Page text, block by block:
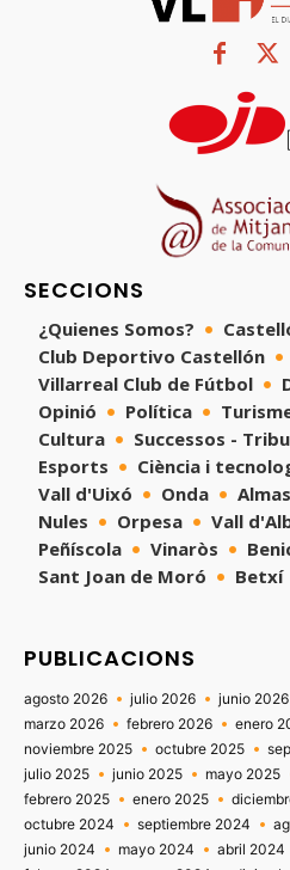
SECCIONS
¿Quienes Somos?
Club Deportivo Castellón
Villarreal Club de Fútbol
Opinió
Política
Cultura
Successos -
Esports
Ciència i
Vall d'Uixó
Onda
Nules
Orpesa Vall
Peñíscola
Vinaròs
Sant Joan de Moró
Betxí
PUBLICACIONS
agosto 2026 julio 2026 junio 2026
marzo 2026
febrero 2026 enero
noviembre 2025
octubre 2025
julio 2025
junio 2025 mayo 2025
febrero 2025
enero 2025
octubre 2024
septiembre 2024
junio 2024
mayo 2024 abril 2024